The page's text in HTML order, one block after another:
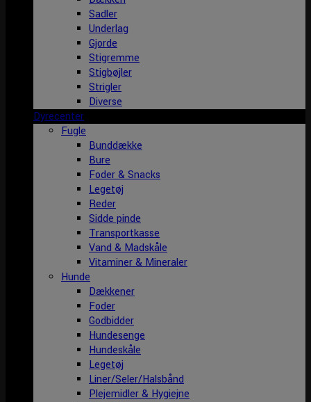
Sadler
Underlag
Gjorde
Stigremme
Stigbøjler
Strigler
Diverse
Dyrecenter
Fugle
Bunddække
Bure
Foder & Snacks
Legetøj
Reder
Sidde pinde
Transportkasse
Vand & Madskåle
Vitaminer & Mineraler
Hunde
Dækkener
Foder
Godbidder
Hundesenge
Hundeskåle
Legetøj
Liner/Seler/Halsbånd
Plejemidler & Hygiejne